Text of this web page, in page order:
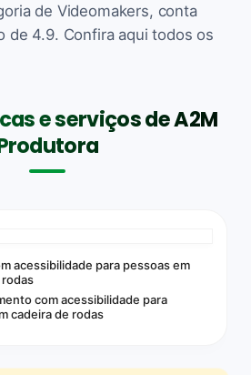
de Videomakers, conta
de 4.9. Confira aqui todos os
e serviços de A2M
acessibilidade para pessoas em
com acessibilidade para
cadeira de rodas